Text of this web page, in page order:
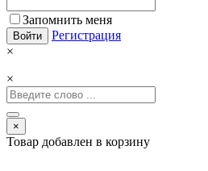
Запомнить меня
Регистрация
×
×
×
Товар добавлен в корзину